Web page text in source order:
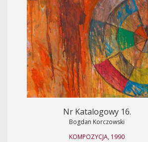
Nr Katalogowy 16.
Bogdan Korczowski
KOMPOZYCJA, 1990